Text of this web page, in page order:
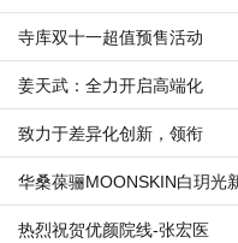
寺库双十一超值预售活动
姜天武：全力开启高端化
致力于差异化创新，领衔
华桑葆骊MOONSKIN白玥光
热烈祝贺优颜院线-张宏医